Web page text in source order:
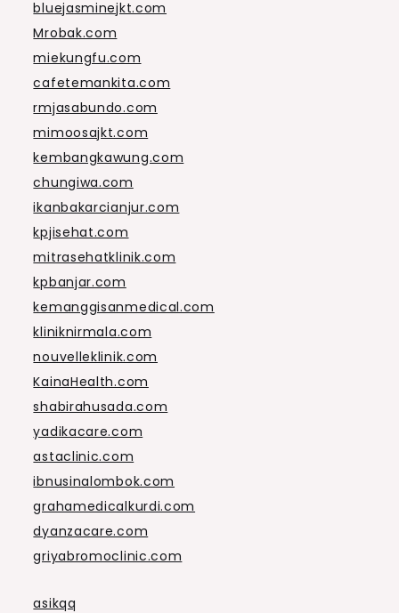
bluejasminejkt.com
Mrobak.com
miekungfu.com
cafetemankita.com
rmjasabundo.com
mimoosajkt.com
kembangkawung.com
chungiwa.com
ikanbakarcianjur.com
kpjisehat.com
mitrasehatklinik.com
kpbanjar.com
kemanggisanmedical.com
kliniknirmala.com
nouvelleklinik.com
KainaHealth.com
shabirahusada.com
yadikacare.com
astaclinic.com
ibnusinalombok.com
grahamedicalkurdi.com
dyanzacare.com
griyabromoclinic.com
asikqq